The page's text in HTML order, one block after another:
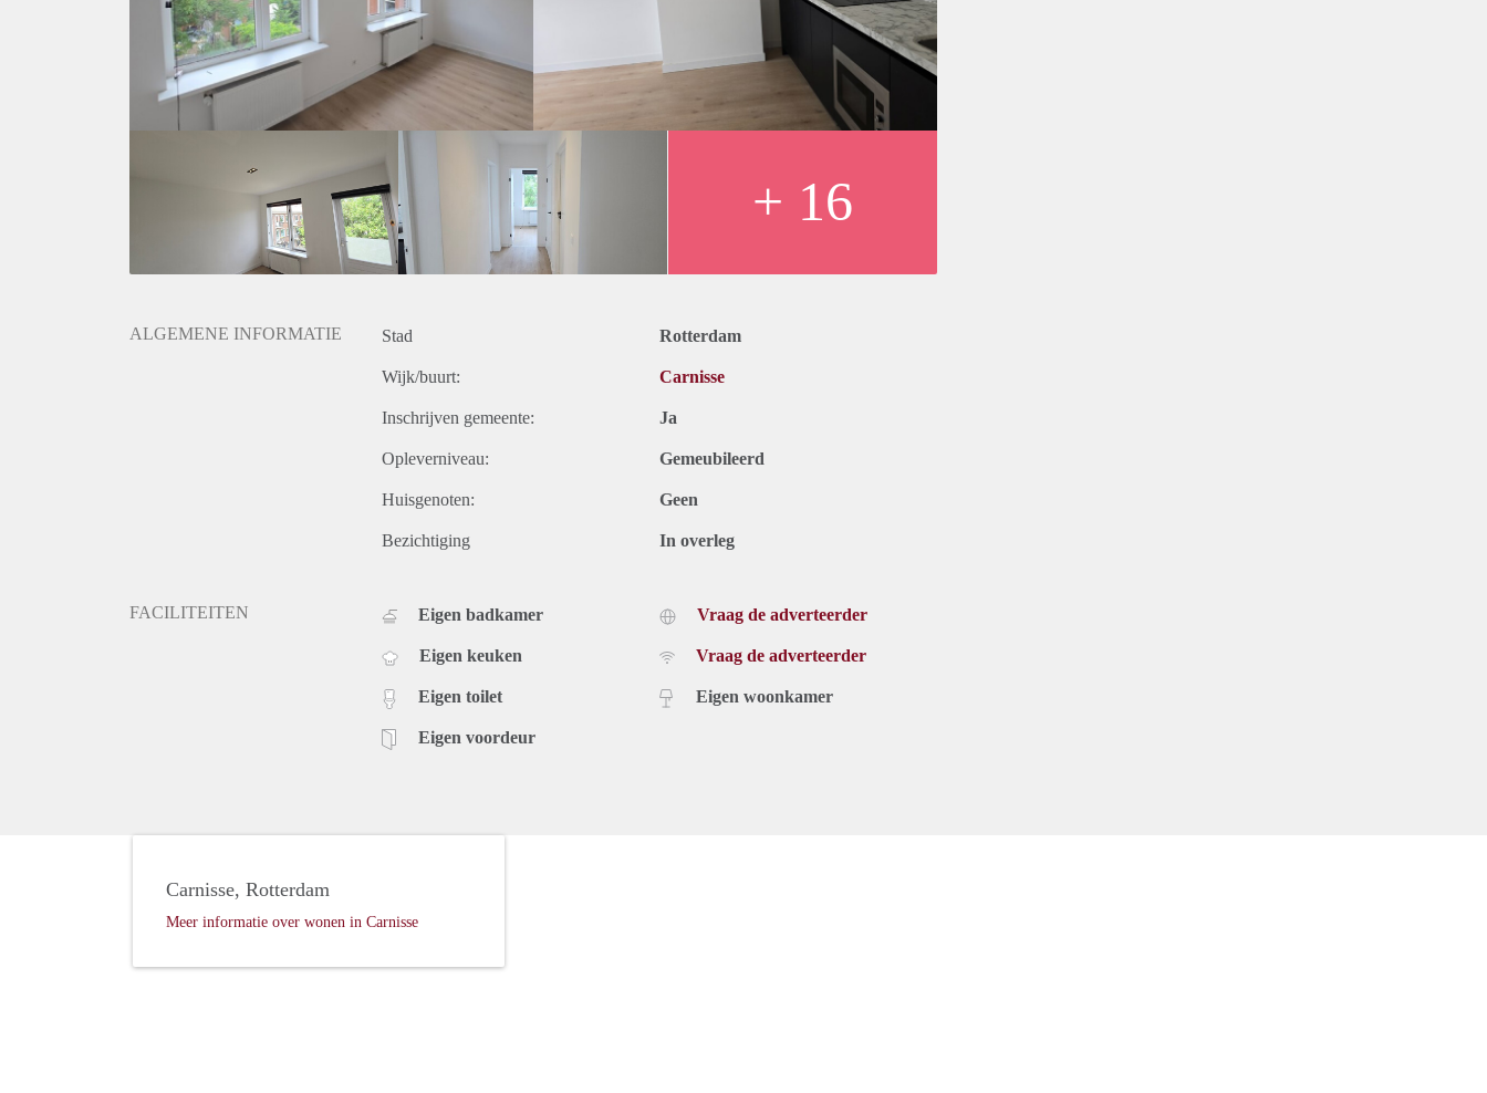
en diverse voorzieningen bevinden zich op loop- of fietsafstand. Het centrum van Rotterdam is eenvoudig en snel
bereikbaar.
Kortom: een fijne, instapklare woning op een goede locatie, waar je je snel thuis zult voelen.
+ 16
ALGEMENE INFORMATIE Stad Rotterdam
Wijk/buurt: Carnisse
Inschrijven gemeente: Ja
Opleverniveau: Gemeubileerd
Huisgenoten: Geen
Bezichtiging In overleg
FACILITEITEN Eigen badkamer
Eigen keuken
Eigen toilet
Eigen voordeur
Vraag de adverteerder
Vraag de adverteerder
Eigen woonkamer
Carnisse, Rotterdam
Meer informatie over wonen in Carnisse